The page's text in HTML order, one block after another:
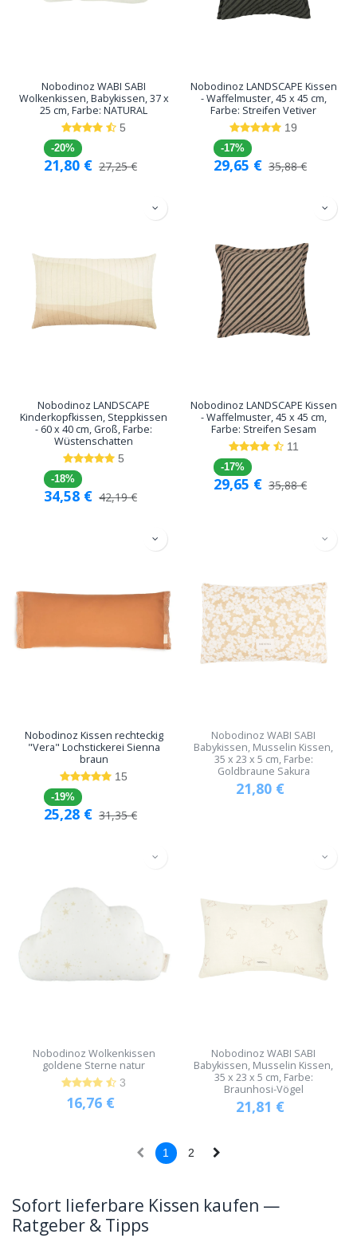
Nobodinoz WABI SABI
Wolkenkissen, Babykissen, 37 x
25 cm, Farbe: NATURAL
5
-20%
21,80 € 27,25€
Nobodinoz LANDSCAPE Kissen
- Waffelmuster, 45 x 45 cm,
Farbe: Streifen Vetiver
19
-17%
29,65 € 35,88€
Nobodinoz LANDSCAPE
Kinderkopfkissen, Steppkissen
- 60 x 40 cm, Groß, Farbe:
Wüstenschatten
5
-18%
34,58 € 42,19€
Nobodinoz LANDSCAPE Kissen
- Waffelmuster, 45 x 45 cm,
Farbe: Streifen Sesam
11
-17%
29,65 € 35,88€
Nobodinoz Kissen rechteckig
"Vera" Lochstickerei Sienna
braun
15
-19%
25,28 € 31,35€
Nobodinoz WABI SABI
Babykissen, Musselin Kissen,
35 x 23 x 5 cm, Farbe:
Goldbraune Sakura
21,80 €
Nobodinoz Wolkenkissen
goldene Sterne natur
3
16,76 €
Nobodinoz WABI SABI
Babykissen, Musselin Kissen,
35 x 23 x 5 cm, Farbe:
Braunhosi-Vögel
21,81 €
1 2
Sofort lieferbare Kissen kaufen —
Ratgeber & Tipps